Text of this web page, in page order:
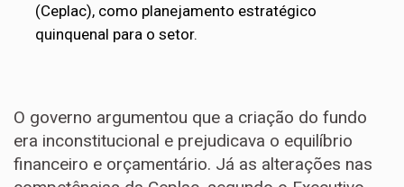
(Ceplac), como planejamento estratégico
quinquenal para o setor.
O governo argumentou que a criação do fundo
era inconstitucional e prejudicava o equilíbrio
financeiro e orçamentário. Já as alterações nas